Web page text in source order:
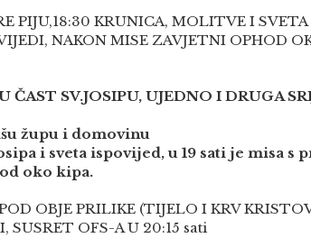
PIJU,18:30 KRUNICA, MOLITVE I SVETA
NAKON MISE ZAVJETNI OPHOD
ČAST SV.JOSIPU, UJEDNO I DRUGA
župu i domovinu
i sveta ispovijed, u 19 sati je misa s
oko kipa.
OBJE PRILIKE (TIJELO I KRV
SUSRET OFS-A U 20:15 sati